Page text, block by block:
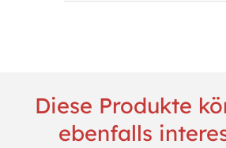
Diese Produkte
ebenfalls